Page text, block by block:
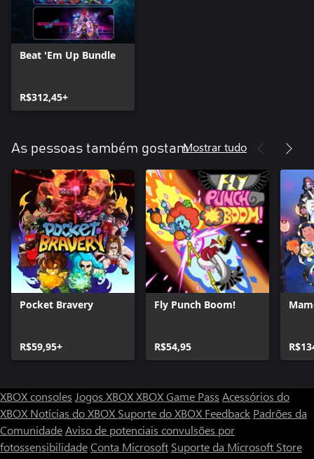
Beat 'Em Up Bundle
R$312,45+
As pessoas também gostamMostrar tudo
Pocket Bravery
R$59,95+
Fly Punch Boom!
R$54,95
XBOX consoles Jogos XBOXXBOX Game Pass Acessórios do
XBOX Notícias do XBOX Suporte do XBOX Feedback Padrões da
ComunidadeAviso de potenciais convulsões por
fotossensibilidadeConta Microsoft Suporte da Microsoft Store